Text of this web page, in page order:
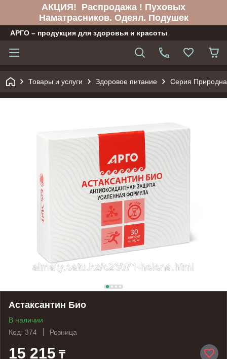
АКЦИЯ! Распродажа ! Пуховых
Наматрасников. Одеял. Подушек
АРГО – продукция для здоровья и красоты
Товары и услуги Здоровое питание Серия
Астаксантин Био
В наличии
Код: 374
Розница
15 215 ₸